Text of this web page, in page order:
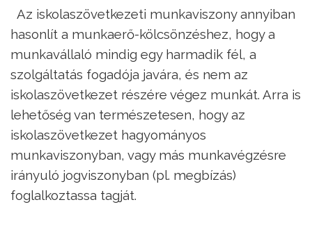
Az iskolaszövetkezeti munkaviszony annyiban
hasonlít a munkaerő-kölcsönzéshez, hogy a
munkavállaló mindig egy harmadik fél, a
szolgáltatás fogadója javára, és nem az
iskolaszövetkezet részére végez munkát. Arra is
lehetőség van természetesen, hogy az
iskolaszövetkezet hagyományos
munkaviszonyban, vagy más munkavégzésre
irányuló jogviszonyban (pl. megbízás)
foglalkoztassa tagját.